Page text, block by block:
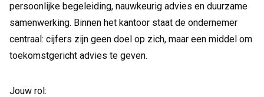
persoonlijke begeleiding, nauwkeurig advies en duurzame
samenwerking. Binnen het kantoor staat de ondernemer
centraal: cijfers zijn geen doel op zich, maar een middel om
toekomstgericht advies te geven.
Jouw rol: